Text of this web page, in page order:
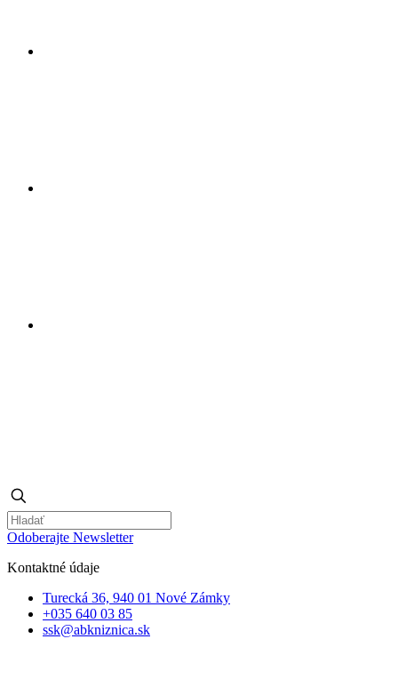
Odoberajte Newsletter
Kontaktné údaje
Turecká 36, 940 01 Nové Zámky
+035 640 03 85
ssk@abkniznica.sk